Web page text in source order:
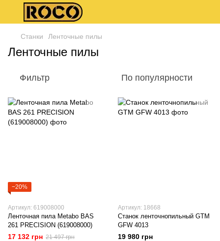
Станки Ленточные пилы
Ленточные пилы
Фильтр По популярности
−20%
Артикул: 619008000
Ленточная пила Metabo BAS
261 PRECISION (619008000)
17 132 грн 21 497 грн
Артикул: 18668
Станок ленточнопильный GTM
GFW 4013
19 980 грн